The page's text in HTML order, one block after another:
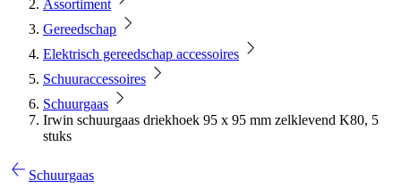
Assortiment
Gereedschap
Elektrisch gereedschap accessoires
Schuuraccessoires
Schuurgaas
Irwin schuurgaas driekhoek 95 x 95 mm zelklevend K80, 5
stuks
Schuurgaas